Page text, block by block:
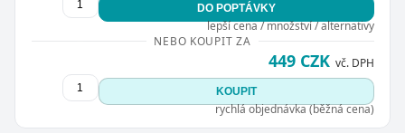
DO POPTÁVKY
lepší cena / množství / alternativy
NEBO KOUPIT ZA
449 CZK vč. DPH
KOUPIT
rychlá objednávka (běžná cena)